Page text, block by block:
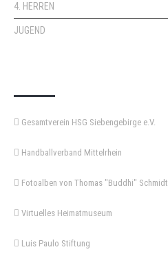
4. HERREN
JUGEND
Gesamtverein HSG Siebengebirge e.V.
Handballverband Mittelrhein
Fotoalben von Thomas "Buddhi" Schmidt
Virtuelles Heimatmuseum
Luis Paulo Stiftung